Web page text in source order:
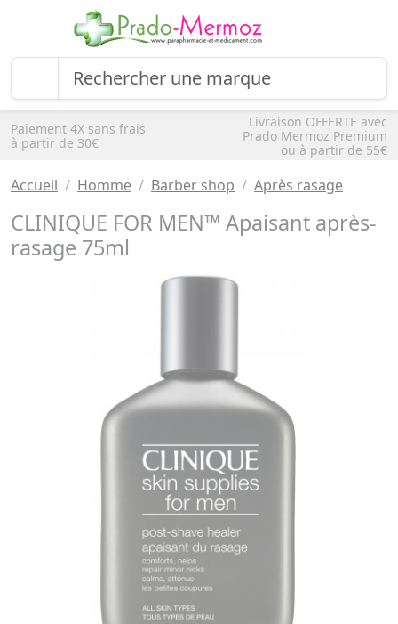
Paiement 4X sans frais
à partir de 30€
Livraison OFFERTE avec
Prado Mermoz Premium
ou à partir de 55€
Accueil Homme Barber shop Après rasage
CLINIQUE FOR MEN™ Apaisant après-
rasage 75ml